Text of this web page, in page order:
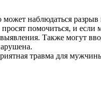
наблюдаться
помочиться, и
Также могут
травма для